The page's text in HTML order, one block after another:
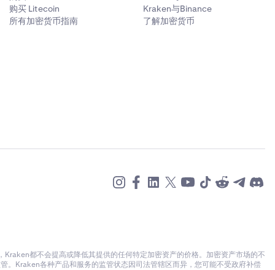
购买 Litecoin
所有加密货币指南
Kraken与Binance
了解加密货币
都不会提高或降低其提供的任何特定加密资产的价格。加密资产市场的不
。Kraken各种产品和服务的监管状态因司法管辖区而异，您可能不受政府补偿